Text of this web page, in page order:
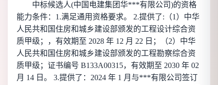
中标候选人(中国电建集团华***有限公司)的资格
能力条件：1.满足通用资格要求。 2.提供了:（1）中华
人民共和国住房和城乡建设部颁发的工程设计综合资
质甲级；，有效期至 2028 年 12 月 22 日；（2）中华
人民共和国住房和城乡建设部颁发的工程勘察综合资
质甲级；证书编号 B133A00315，有效期至 2030 年 02
月 14 日。 3.提供了：2024 年 1 月与***有限公司签订